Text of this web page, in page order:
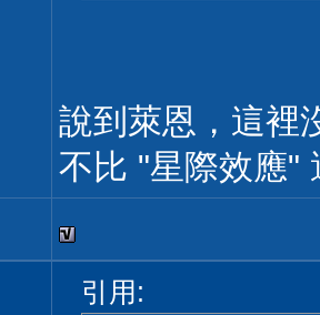
說到萊恩，這裡
不比 "星際效應"
引用: